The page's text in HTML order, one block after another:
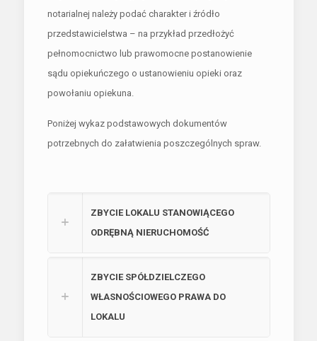
notarialnej należy podać charakter i źródło
przedstawicielstwa – na przykład przedłożyć
pełnomocnictwo lub prawomocne postanowienie
sądu opiekuńczego o ustanowieniu opieki oraz
powołaniu opiekuna.
Poniżej wykaz podstawowych dokumentów
potrzebnych do załatwienia poszczególnych spraw.
ZBYCIE LOKALU STANOWIĄCEGO
ODRĘBNĄ NIERUCHOMOŚĆ
ZBYCIE SPÓŁDZIELCZEGO
WŁASNOŚCIOWEGO PRAWA DO
LOKALU